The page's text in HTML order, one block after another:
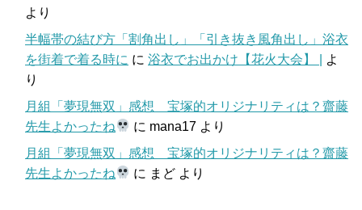
より
半幅帯の結び方「割角出し」「引き抜き風角出し」浴衣
を街着で着る時に に 浴衣でお出かけ【花火大会】 |
よ
り
月組「夢現無双」感想 宝塚的オリジナリティは？齋藤
先生よかったね
に mana17 より
月組「夢現無双」感想 宝塚的オリジナリティは？齋藤
先生よかったね
に まど より